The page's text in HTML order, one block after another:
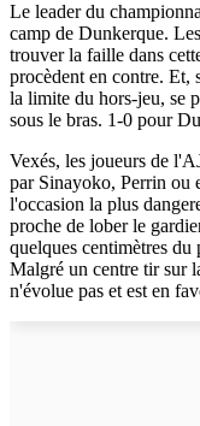
Le leader du
camp de Dunkerque.
trouver la faille dans
procèdent en contre. Et,
la limite du hors-jeu, se
sous le bras. 1-0 pour
Vexés, les joueurs de
par Sinayoko, Perrin ou
l'occasion la plus
proche de lober le
quelques centimètres du
Malgré un centre tir sur
n'évolue pas et est en